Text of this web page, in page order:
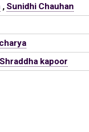
, Sunidhi Chauhan
Shraddha kapoor